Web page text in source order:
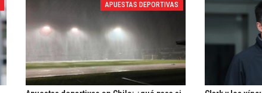
APUESTAS DEPORTIVAS